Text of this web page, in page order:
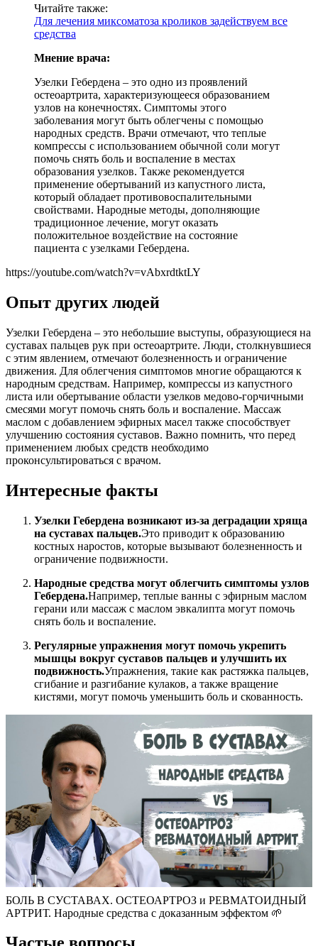
Читайте также:
Для лечения миксоматоза кроликов задействуем все
средства
Мнение врача:
Узелки Гебердена – это одно из проявлений
остеоартрита, характеризующееся образованием
узлов на конечностях. Симптомы этого
заболевания могут быть облегчены с помощью
народных средств. Врачи отмечают, что теплые
компрессы с использованием обычной соли могут
помочь снять боль и воспаление в местах
образования узелков. Также рекомендуется
применение обертываний из капустного листа,
который обладает противовоспалительными
свойствами. Народные методы, дополняющие
традиционное лечение, могут оказать
положительное воздействие на состояние
пациента с узелками Гебердена.
https://youtube.com/watch?v=vAbxrdtktLY
Опыт других людей
Узелки Гебердена – это небольшие выступы, образующиеся на
суставах пальцев рук при остеоартрите. Люди, столкнувшиеся
с этим явлением, отмечают болезненность и ограничение
движения. Для облегчения симптомов многие обращаются к
народным средствам. Например, компрессы из капустного
листа или обертывание области узелков медово-горчичными
смесями могут помочь снять боль и воспаление. Массаж
маслом с добавлением эфирных масел также способствует
улучшению состояния суставов. Важно помнить, что перед
применением любых средств необходимо
проконсультироваться с врачом.
Интересные факты
Узелки Гебердена возникают из-за деградации хряща
на суставах пальцев.Это приводит к образованию
костных наростов, которые вызывают болезненность и
ограничение подвижности.
Народные средства могут облегчить симптомы узлов
Гебердена.Например, теплые ванны с эфирным маслом
герани или массаж с маслом эвкалипта могут помочь
снять боль и воспаление.
Регулярные упражнения могут помочь укрепить
мышцы вокруг суставов пальцев и улучшить их
подвижность.Упражнения, такие как растяжка пальцев,
сгибание и разгибание кулаков, а также вращение
кистями, могут помочь уменьшить боль и скованность.
БОЛЬ В СУСТАВАХ. ОСТЕОАРТРОЗ и РЕВМАТОИДНЫЙ
АРТРИТ. Народные средства с доказанным эффектом 🌱